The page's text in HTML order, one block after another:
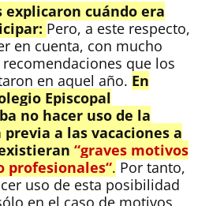
explicaron cuándo era
Pero, a este respecto,
en cuenta, con mucho
que los
en aquel año. En
Episcopal
no hacer uso de la
a las vacaciones a
“graves motivos
profesionales“. Por tanto,
uso de esta posibilidad
en el caso de motivos